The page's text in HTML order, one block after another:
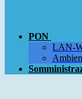
PON
LAN-